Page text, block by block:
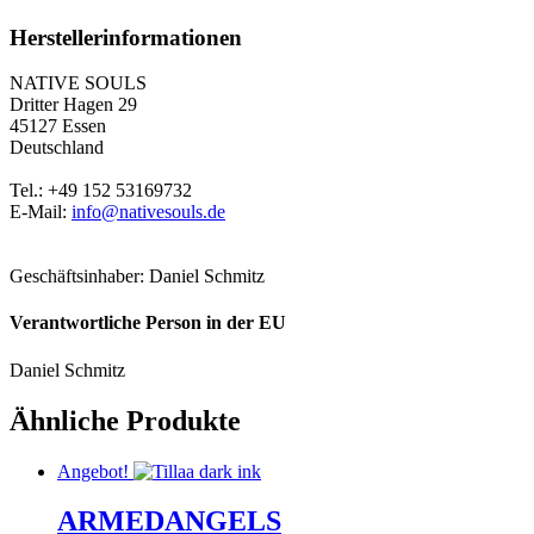
Herstellerinformationen
NATIVE SOULS
Dritter Hagen 29
45127 Essen
Deutschland
Tel.: +49 152 53169732
E-Mail: info@nativesouls.de
Geschäftsinhaber: Daniel Schmitz
Verantwortliche Person in der EU
Daniel Schmitz
Ähnliche Produkte
Angebot!
ARMEDANGELS